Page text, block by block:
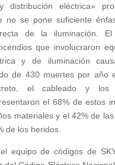
distribución eléctrica»
no se pone suficiente
de la iluminación. El
que involucraron
y de iluminación
de 430 muertes por año
el cableado y los
el 68% de estos
materiales y el 42% de
de los heridos.
equipo de códigos de